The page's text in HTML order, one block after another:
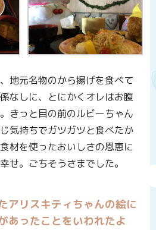
地元名物のから揚げを食べて
なしに、とにかくオレはお腹
きっと目の前のルビーちゃん
気持ちでガツガツと食べたか
材を使ったおいしさの恩恵に
せ。ごちそうさまでした。
アリスキティちゃんの絵に
あったことをいわれたよ